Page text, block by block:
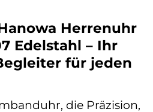
Herrenuhr
Edelstahl – Ihr
für jeden
die Präzision,